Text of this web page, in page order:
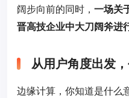
阔步向前的同时， 一场关
晋高技企业中大刀阔斧进
从用户角度出发
边缘计算，你知道是什么